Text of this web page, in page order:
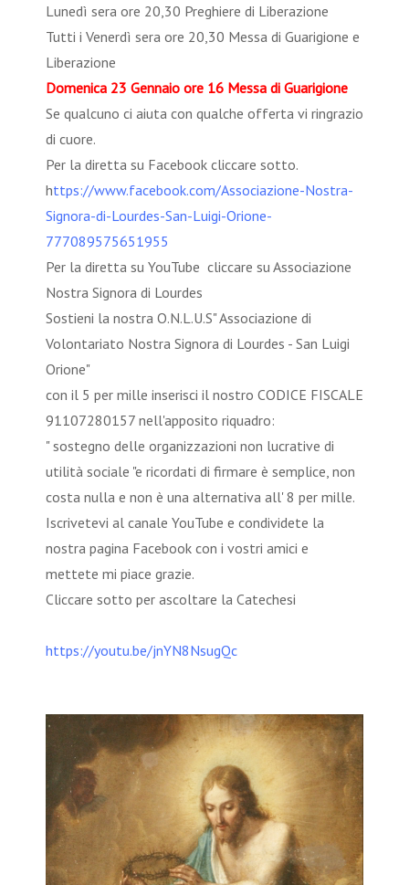
Lunedì sera ore 20,30 Preghiere di Liberazione
Tutti i Venerdì sera ore 20,30 Messa di Guarigione e
Liberazione
Domenica 23 Gennaio ore 16 Messa di Guarigione
Se qualcuno ci aiuta con qualche offerta vi ringrazio
di cuore.
Per la diretta su Facebook cliccare sotto.
https://www.facebook.com/Associazione-Nostra-
Signora-di-Lourdes-San-Luigi-Orione-
777089575651955
Per la diretta su YouTube cliccare su Associazione
Nostra Signora di Lourdes
Sostieni la nostra O.N.L.U.S" Associazione di
Volontariato Nostra Signora di Lourdes - San Luigi
Orione"
con il 5 per mille inserisci il nostro CODICE FISCALE
91107280157 nell'apposito riquadro:
" sostegno delle organizzazioni non lucrative di
utilità sociale "e ricordati di firmare è semplice, non
costa nulla e non è una alternativa all' 8 per mille.
Iscrivetevi al canale YouTube e condividete la
nostra pagina Facebook con i vostri amici e
mettete mi piace grazie.
Cliccare sotto per ascoltare la Catechesi
https://youtu.be/jnYN8NsugQc